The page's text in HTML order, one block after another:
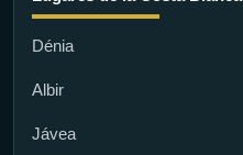
Dénia
Albir
Jávea